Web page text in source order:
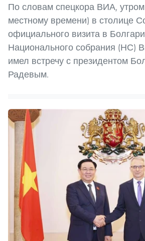
По словам спецкора ВИА,
местному времени) в столице
официального визита в
Национального собрания (НС)
имел встречу с президентом
Радевым.